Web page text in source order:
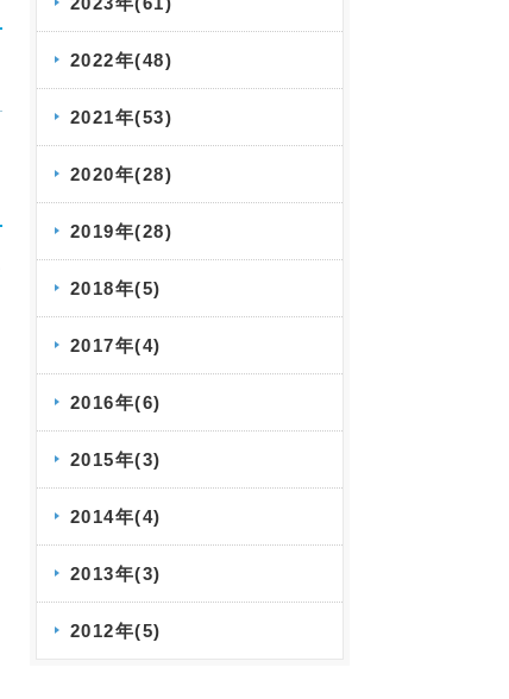
2022年(48)
2021年(53)
2020年(28)
2019年(28)
2018年(5)
2017年(4)
2016年(6)
2015年(3)
2014年(4)
2013年(3)
2012年(5)